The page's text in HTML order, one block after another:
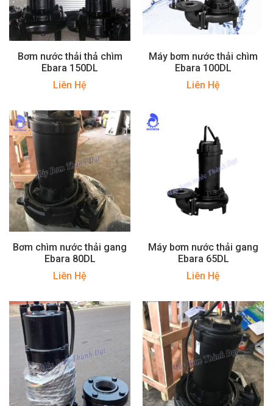
Bơm nước thải thả chìm
Ebara 150DL
Liên Hệ
Máy bơm nước thải chìm
Ebara 100DL
Liên Hệ
Bơm chìm nước thải gang
Ebara 80DL
Liên Hệ
Máy bơm nước thải gang
Ebara 65DL
Liên Hệ